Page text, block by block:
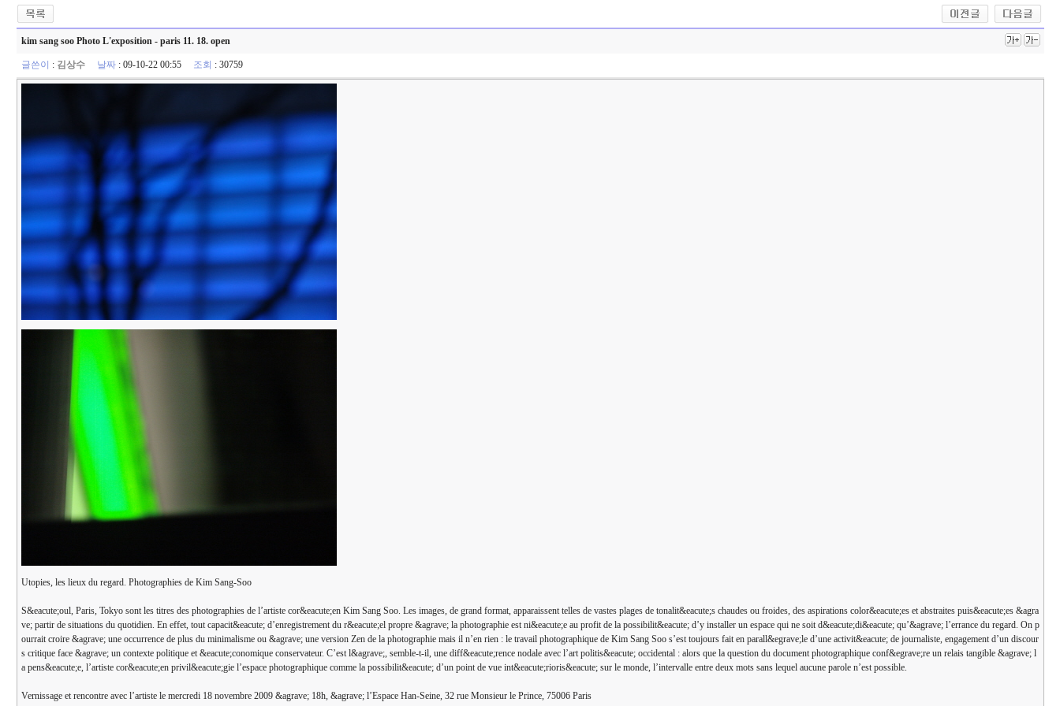
kim sang soo Photo L'exposition - paris 11. 18. open
글쓴이 : 김상수 날짜: 09-10-22 00:55 조회 : 30759
Utopies, les lieux du regard. Photographies de Kim Sang-Soo
S&eacute;oul, Paris, Tokyo sont les titres des photographies de l’artiste cor&eacute;en Kim Sang Soo. Les images, de grand format, apparaissent telles de vastes plages de tonalit&eacute;s chaudes ou froides, des aspirations color&eacute;es et abstraites puis&eacute;es &agra
ve; partir de situations du quotidien. En effet, tout capacit&eacute; d’enregistrement du r&eacute;el propre &agrave; la photographie est ni&eacute;e au profit de la possibilit&eacute; d’y installer un espace qui ne soit d&eacute;di&eacute; qu’&agrave; l’errance du regard. On p
ourrait croire &agrave; une occurrence de plus du minimalisme ou &agrave; une version Zen de la photographie mais il n’en rien : le travail photographique de Kim Sang Soo s’est toujours fait en parall&egrave;le d’une activit&eacute; de journaliste, engagement d’un discour
s critique face &agrave; un contexte politique et &eacute;conomique conservateur. C’est l&agrave;, semble-t-il, une diff&eacute;rence nodale avec l’art politis&eacute; occidental : alors que la question du document photographique conf&egrave;re un relais tangible &agrave; l
a pens&eacute;e, l’artiste cor&eacute;en privil&eacute;gie l’espace photographique comme la possibilit&eacute; d’un point de vue int&eacute;rioris&eacute; sur le monde, l’intervalle entre deux mots sans lequel aucune parole n’est possible.
Vernissage et rencontre avec l’artiste le mercredi 18 novembre 2009 &agrave; 18h, &agrave; l’Espace Han-Seine, 32 rue Monsieur le Prince, 75006 Paris